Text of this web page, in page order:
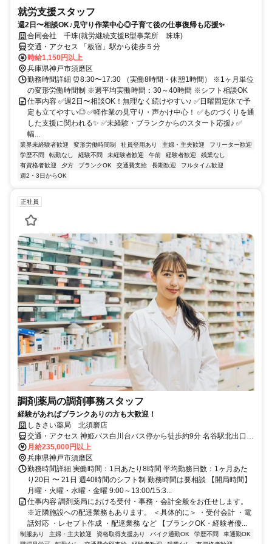
就労支援スタッフ
週2日〜相談OK♪見守り作業中心◎子育て後の仕事復帰も応援✨
合同会社 千珠(就労継続支援B型事業所 珠珠)
交通・アクセス 「板宿」駅から徒歩５分
時給1,150円以上
兵庫県神戸市須磨区
勤務時間詳細 ⏰8:30〜17:30 （実働8時間・休憩1時間） ※1ヶ月単位
の変形労働時間制 ※週平均実働時間：30～40時間 ※シフト相談OK
仕事内容 ✅週2日〜相談OK！無理なく続けやすい♪ ✅日曜固定休で予
定も立てやすい◎ ✅軽作業の見守り・声かけ中心！ ✅ものづくりを通
した支援に関われる✨ ✅未経験・ブランクからのスタート応援♪ ✅
幅...
業界未経験者歓迎 変形労働時間制 社員登用あり 主婦・主夫歓迎
フリーター歓迎
学歴不問
転勤なし 経験不問 未経験者歓迎 午前 経験者歓迎
残業なし
有資格者歓迎
夕方 ブランクOK 交通費支給 長期歓迎
フルタイム歓迎
週2・3日からOK
正社員
調剤薬局の調剤事務スタッフ
経験があればブランクありの方も大歓迎！
しきさい薬局 北須磨店
交通・アクセス 神姫バス白川台バス停から徒歩約9分 名谷駅北出口か
ら徒歩約22分
月給235,000円以上
兵庫県神戸市須磨区
勤務時間詳細 実働時間：1日あたり8時間 平均勤務日数：1ヶ月あた
り20日 〜 21日 週40時間のシフト制 勤務時間は要相談 【開局時間】
月曜・火曜・水曜・金曜 9:00～13:00/15:3...
仕事内容 調剤薬局における受付・事務・会計全般をお任せします。
※近隣施設への配達業務もあります。 ＜具体的に＞ ・受付会計 ・電
話対応 ・レセプト作成 ・配達業務 など 【ブランクOK・経験者優...
制服あり 主婦・主夫歓迎 資格取得支援あり バイク通勤OK 学歴不問
車通勤OK